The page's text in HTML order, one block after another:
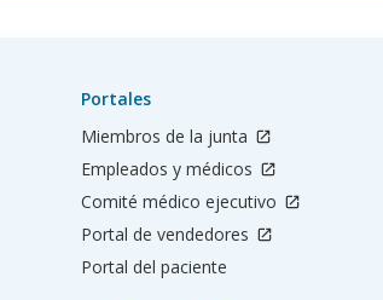
Portales
Miembros de la junta
Empleados y médicos
Comité médico ejecutivo
Portal de vendedores
Portal del paciente